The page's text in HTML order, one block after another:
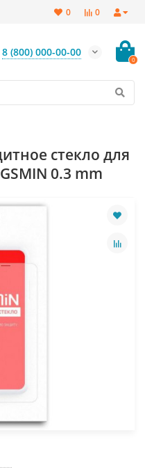
0
0
8 (800) 000-00-00
0
стекло для
0.3 mm